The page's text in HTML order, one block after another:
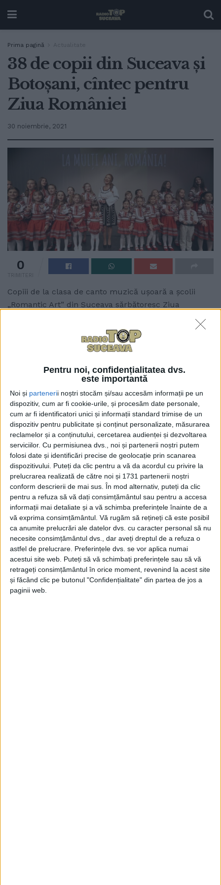
Pentru noi, confidențialitatea dvs.
este importantă
Noi și partenerii noștri stocăm și/sau accesăm informații pe un
dispozitiv, cum ar fi cookie-urile, și procesăm date personale,
cum ar fi identificatori unici și informații standard trimise de un
dispozitiv pentru publicitate și conținut personalizate, măsurarea
reclamelor și a conținutului, cercetarea audienței și dezvoltarea
serviciilor. Cu permisiunea dvs., noi și partenerii noștri putem
folosi date și identificări precise de geolocație prin scanarea
dispozitivului. Puteți da clic pentru a vă da acordul cu privire la
prelucrarea realizată de către noi și 1731 partenerii noștri
conform descrierii de mai sus. În mod alternativ, puteți da clic
pentru a refuza să vă dați consimțământul sau pentru a accesa
informații mai detaliate și a vă schimba preferințele înainte de a
vă exprima consimțământul. Vă rugăm să rețineți că este posibil
ca anumite prelucrări ale datelor dvs. cu caracter personal să nu
necesite consimțământul dvs., dar aveți dreptul de a refuza o
astfel de prelucrare. Preferințele dvs. se vor aplica numai
acestui site web. Puteți să vă schimbați preferințele sau să vă
retrageți consimțământul în orice moment, revenind la acest site
și făcând clic pe butonul "Confidențialitate" din partea de jos a
paginii web.
Prima pagină Actualitate
38 de copii din Suceava și
Botoșani, cîntec pentru
Ziua României
30 noiembrie, 2021
0
TRIMITERI
Copiii de la clasa de canto muzică ușoară a școlii
„Romantic Art” din Suceava sărbătoresc Ziua
României cîntînd piesa „Cît trăim pe-acest pămînt”.
Grupul „Romantic Art Kids” este coordonat de
profesoara Mihaela Gabriela Morar. Melodia „Cît trăim
profesorul universitar Tudor Chiriac, pe versurile
regretatului poet și scriitor Nicolae Dabija.
Aranjamentul orchestral îi aparține trupei
muzicianului Alex Calancea. Profesoara Gabriela
Morar a transmis că la proiect au participat 38 de
copii cu vîrste cuprinse între 4 și 14 ani din Suceava,
Cîmpulung Moldovenesc, Gura Humorului, Botoșani,
Fălticeni și Rădăuți. Videoclipul poate fi urmărit pe
youtube la adresa: https://www.youtube.com/watch?
v=QNpIgzSY1e4
Tags: Gabriela Morar Romantic Art Kids
Articolesimilare